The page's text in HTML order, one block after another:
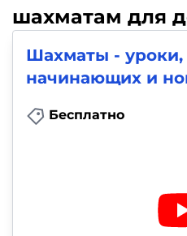
шахматам для
Шахматы - уроки,
начинающих и
Бесплатно